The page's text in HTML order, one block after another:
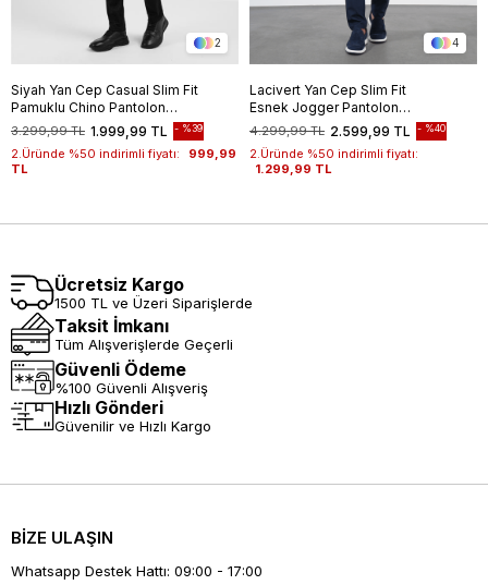
2
Siyah Yan Cep Casual Slim Fit
Pamuklu Chino Pantolon
1003255172 1.999,99 TL
3.299,99 TL %39
2.Üründe %50 indirimli fiyatı:
999,99
TL
4
Lacivert Yan Cep Slim Fit
Esnek Jogger Pantolon
1003260179
2.599,99 TL
4.299,99 TL %40
2.Üründe %50 indirimli fiyatı:
1.299,99 TL
Ücretsiz Kargo
1500 TL ve Üzeri Siparişlerde
Taksit İmkanı
Tüm Alışverişlerde Geçerli
Güvenli Ödeme
%100 Güvenli Alışveriş
Hızlı Gönderi
Güvenilir ve Hızlı Kargo
BİZE ULAŞIN
Whatsapp Destek Hattı: 09:00 - 17:00